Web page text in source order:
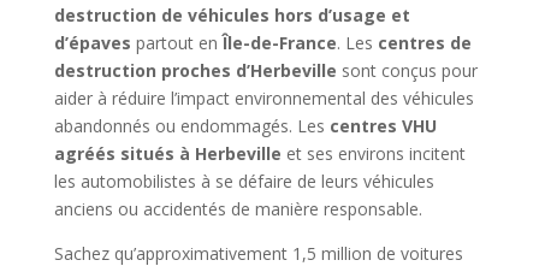
destruction de véhicules hors d’usage et
d’épaves partout enÎle-de-France. Les centres de
destruction proches d’Herbeville sont conçus pour
aider à réduire l’impact environnemental des véhicules
abandonnés ou endommagés. Les centres VHU
agréés situés à Herbeville et ses environs incitent
les automobilistes à se défaire de leurs véhicules
anciens ou accidentés de manière responsable.
Sachez qu’approximativement 1,5 million de voitures